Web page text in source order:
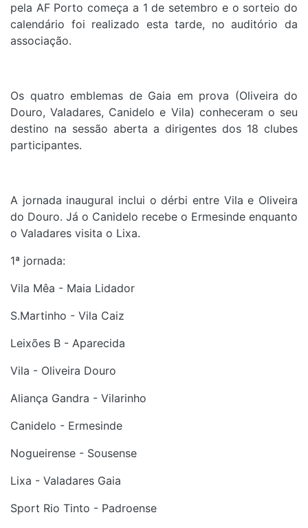
pela AF Porto começa a 1 de setembro e o sorteio do
calendário foi realizado esta tarde, no auditório da
associação.
Os quatro emblemas de Gaia em prova (Oliveira do
Douro, Valadares, Canidelo e Vila) conheceram o seu
destino na sessão aberta a dirigentes dos 18 clubes
participantes.
A jornada inaugural inclui o dérbi entre Vila e Oliveira
do Douro. Já o Canidelo recebe o Ermesinde enquanto
o Valadares visita o Lixa.
1ª jornada:
Vila Mêa - Maia Lidador
S.Martinho - Vila Caiz
Leixões B - Aparecida
Vila - Oliveira Douro
Aliança Gandra - Vilarinho
Canidelo - Ermesinde
Nogueirense - Sousense
Lixa - Valadares Gaia
Sport Rio Tinto - Padroense